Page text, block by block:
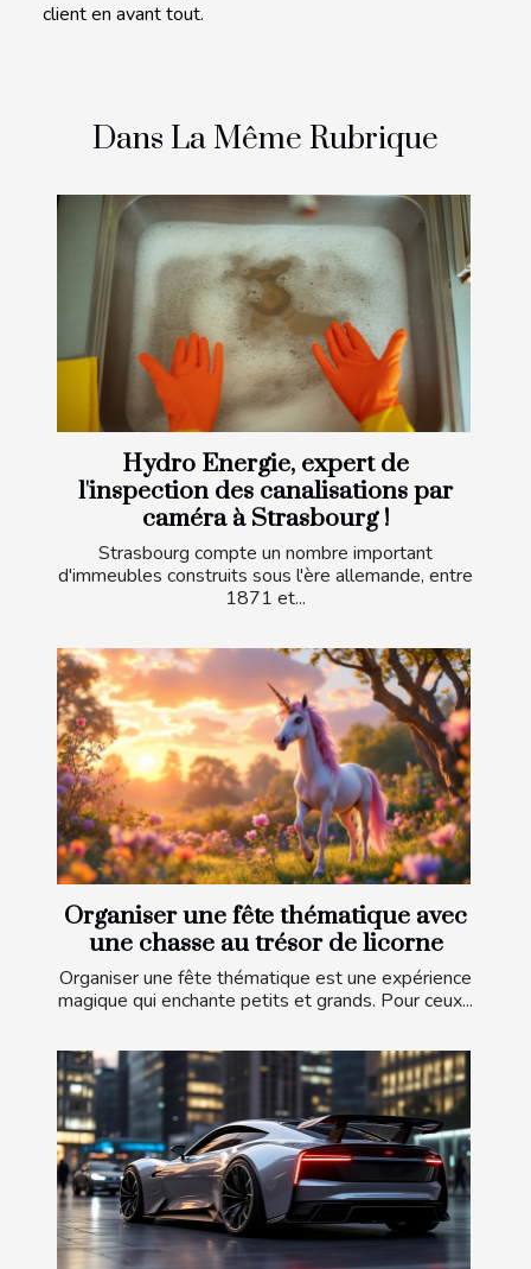
client en avant tout.
Dans La Même Rubrique
Hydro Energie, expert de
l'inspection des canalisations par
caméra à Strasbourg !
Strasbourg compte un nombre important
d'immeubles construits sous l'ère allemande, entre
1871 et...
Organiser une fête thématique avec
une chasse au trésor de licorne
Organiser une fête thématique est une expérience
magique qui enchante petits et grands. Pour ceux...